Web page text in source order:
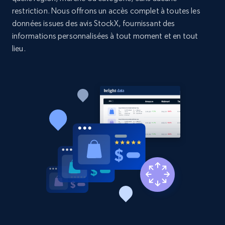
1.9K+ 322+ Commencer
specified keywords
URL, Product id, Listing inventory id, Title, Rating,
Reviews count shop, Reviews count item, Initial
price, and more.
322+ Commencer
Etsy - Collects data from shop's URL
restriction. Nous offrons un accès complet à toutes les
données issues des avis StockX, fournissant des
informations personnalisées à tout moment et en tout
lieu.